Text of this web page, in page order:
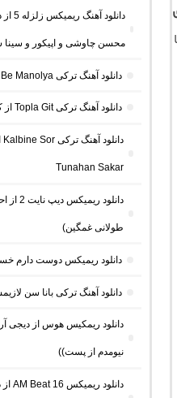
اصلی 320 و 128 با
محسن چاوشی و اپیکور و سینا
دانلود آهنگ ترکی Ah Be Manolya از بوراک بولوت
دانلود آهنگ ترکی Topla Git از کورتولوش کوش
Tunahan Sakar
طولانی غمگین)
دانلود ریمیکس دوست دارم
دانلود آهنگ ترکی بانا سن
دانلود ریمکیس هوس از دیجی
نیومدم از پست))